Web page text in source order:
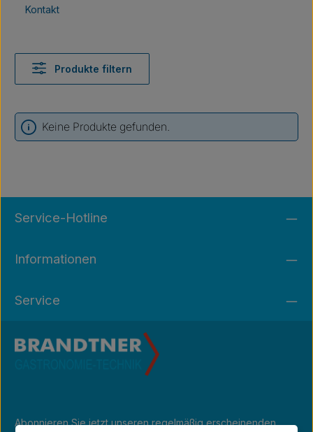
Kontakt
Produkte filtern
Keine Produkte gefunden.
Service-Hotline
Informationen
Service
Abonnieren Sie jetzt unseren regelmäßig erscheinenden